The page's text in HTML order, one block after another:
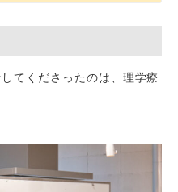
てくださったのは、理学療